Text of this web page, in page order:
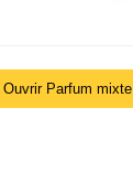
Ouvrir Parfum mixte